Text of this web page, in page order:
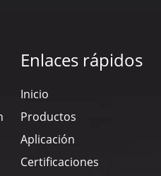
Enlaces rápidos
Inicio
Productos
Aplicación
Certificaciones